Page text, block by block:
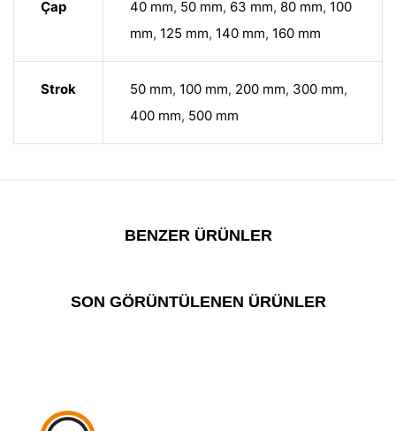
Çap 40 mm, 50 mm, 63 mm, 80 mm, 100
mm, 125 mm, 140 mm, 160 mm
Strok 50 mm, 100 mm, 200 mm, 300 mm,
400 mm, 500 mm
BENZER ÜRÜNLER
SON GÖRÜNTÜLENEN ÜRÜNLER